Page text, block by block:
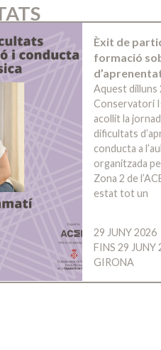
Èxit de
formació
Aquest dilluns
Conservatori
acollit la
dificultats
conducta a
organitzada
Zona 2 de
estat tot un
29 JUNY 2026
FINS 29 JUNY
GIRONA